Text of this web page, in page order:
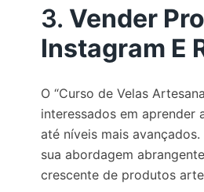
3. Vender
Instagram E
O “Curso de Velas
interessados em aprender
até níveis mais avançados.
sua abordagem
crescente de produtos